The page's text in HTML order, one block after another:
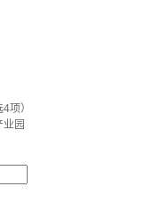
4项）
业园